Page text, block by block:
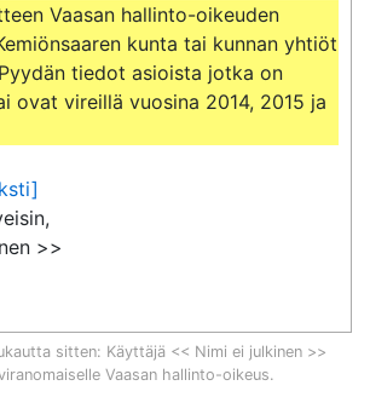
Vaasan hallinto-oikeuden
kunta tai kunnan yhtiöt
tiedot asioista jotka on
ovat vireillä vuosina 2014, 2015 ja
>>
sitten: Käyttäjä << Nimi ei julkinen >>
Vaasan hallinto-oikeus.